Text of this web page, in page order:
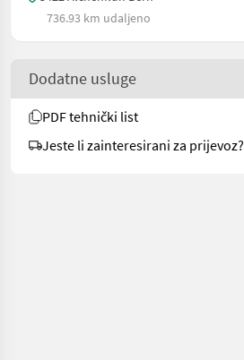
736.93 km udaljeno
Dodatne usluge
PDF tehnički list
Jeste li zainteresirani za prijevoz?